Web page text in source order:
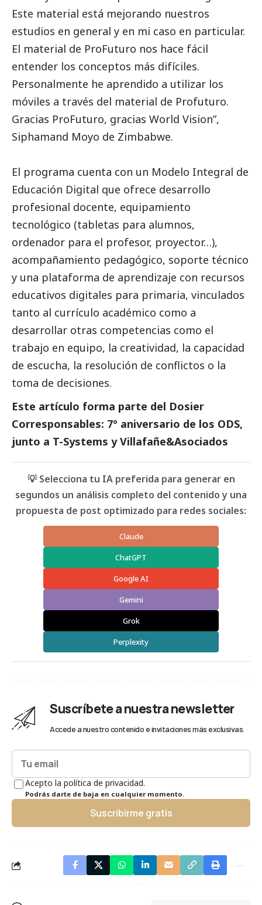
Este material está mejorando nuestros
estudios en general y en mi caso en particular.
El material de ProFuturo nos hace fácil
entender los conceptos más difíciles.
Personalmente he aprendido a utilizar los
móviles a través del material de Profuturo.
Gracias ProFuturo, gracias World Vision”,
Siphamand Moyo de Zimbabwe.
El programa cuenta con un Modelo Integral de
Educación Digital que ofrece desarrollo
profesional docente, equipamiento
tecnológico (tabletas para alumnos,
ordenador para el profesor, proyector…),
acompañamiento pedagógico, soporte técnico
y una plataforma de aprendizaje con recursos
educativos digitales para primaria, vinculados
tanto al currículo académico como a
desarrollar otras competencias como el
trabajo en equipo, la creatividad, la capacidad
de escucha, la resolución de conflictos o la
toma de decisiones.
Este artículo forma parte del Dosier
Corresponsables: 7º aniversario de los ODS,
junto a T-Systems y Villafañe&Asociados
💡 Selecciona tu IA preferida para generar en
segundos un análisis completo del contenido y una
propuesta de post optimizado para redes sociales:
Claude
ChatGPT
Google AI
Gemini
Grok
Perplexity
Suscríbete a nuestra newsletter
Accede a nuestro contenido e invitaciones más exclusivas.
Acepto la política de privacidad.
Podrás darte de baja en cualquier momento.
Suscribirme gratis